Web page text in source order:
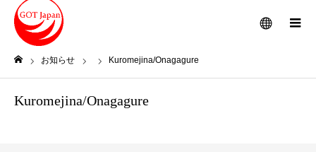
メニュー
お知らせ Kuromejina/Onagagure
Kuromejina/Onagagure